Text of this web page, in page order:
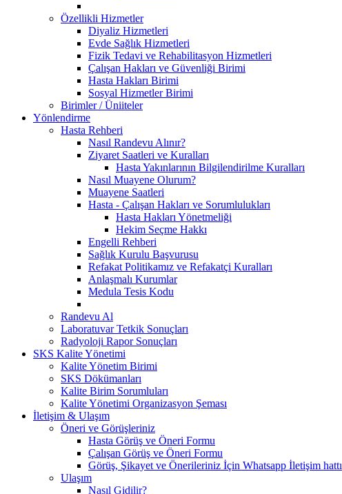
Özellikli Hizmetler
Diyaliz Hizmetleri
Evde Sağlık Hizmetleri
Fizik Tedavi ve Rehabilitasyon Hizmetleri
Çalışan Hakları ve Güvenliği Birimi
Hasta Hakları Birimi
Sosyal Hizmetler Birimi
Birimler / Üniiteler
Yönlendirme
Hasta Rehberi
Nasıl Randevu Alınır?
Ziyaret Saatleri ve Kuralları
Hasta Yakınlarının Bilgilendirilme Kuralları
Nasıl Muayene Olurum?
Muayene Saatleri
Hasta - Çalışan Hakları ve Sorumlulukları
Hasta Hakları Yönetmeliği
Hekim Seçme Hakkı
Engelli Rehberi
Sağlık Kurulu Başvurusu
Refakat Politikamız ve Refakatçi Kuralları
Anlaşmalı Kurumlar
Medula Tesis Kodu
Randevu Al
Laboratuvar Tetkik Sonuçları
Radyoloji Rapor Sonuçları
SKS Kalite Yönetimi
Kalite Yönetim Birimi
SKS Dökümanları
Kalite Birim Sorumluları
Kalite Yönetimi Organizasyon Şeması
İletişim & Ulaşım
Öneri ve Görüşleriniz
Hasta Görüş ve Öneri Formu
Çalışan Görüş ve Öneri Formu
Görüş, Şikayet ve Önerileriniz İçin Whatsapp İletişim hattı
Ulaşım
Nasıl Gidilir?